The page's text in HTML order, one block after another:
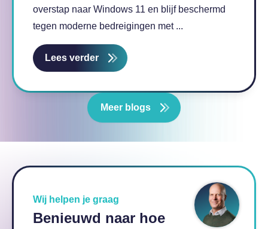
overstap naar Windows 11 en blijf beschermd
tegen moderne bedreigingen met ...
Lees verder
Meer blogs
Wij helpen je graag
Benieuwd naar hoe